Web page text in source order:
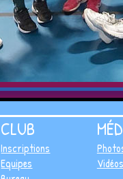
CLUB
Inscriptions
Equipes
Vidéos